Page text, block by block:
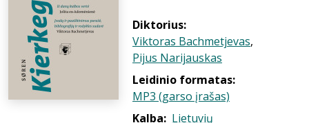
Diktorius:
Viktoras Bachmetjevas,
Pijus Narijauskas
Leidinio formatas:
MP3 (garso įrašas)
Kalba: Lietuvių